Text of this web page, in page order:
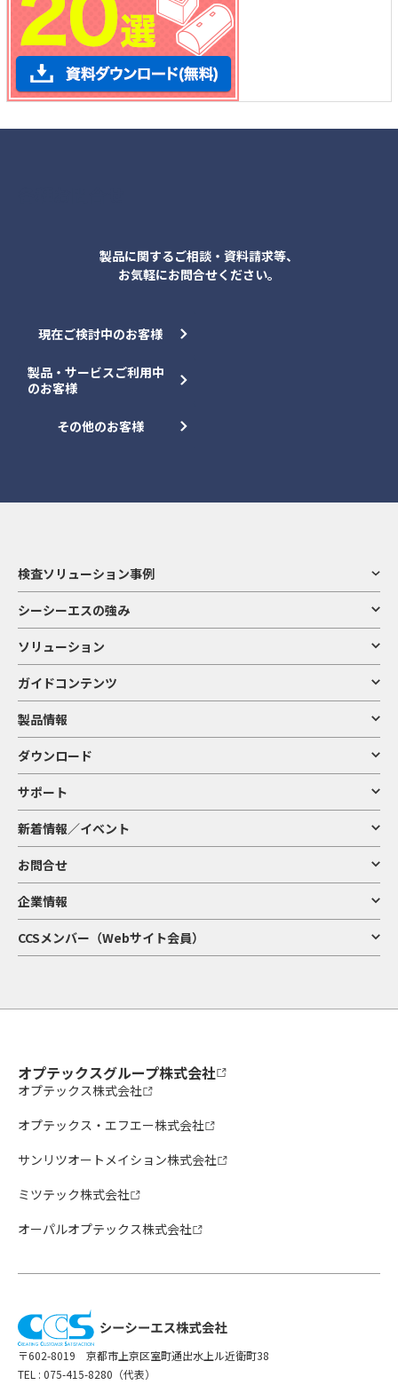
製品に関するご相談・資料請求等、
お気軽にお問合せください。
現在ご検討中のお客様
製品・サービスご利用中
のお客様
その他のお客様
検査ソリューション事例
シーシーエスの強み
ソリューション
ガイドコンテンツ
製品情報
ダウンロード
サポート
新着情報／イベント
お問合せ
企業情報
CCSメンバー（Webサイト会員）
オプテックスグループ株式会社
オプテックス株式会社
オプテックス・エフエー株式会社
サンリツオートメイション株式会社
ミツテック株式会社
オーパルオプテックス株式会社
〒602-8019 京都市上京区室町通出水上ル近衛町38
TEL : 075-415-8280（代表）